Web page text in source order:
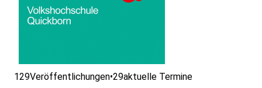
129Veröffentlichungen•29aktuelle Termine